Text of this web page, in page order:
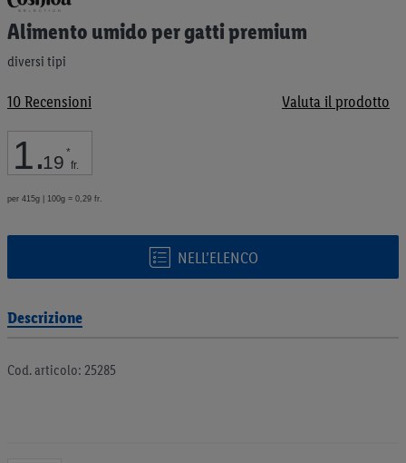
Alimento umido per gatti premium
diversi tipi
10Recensioni Valuta il prodotto
1.19 *
fr.
per 415g | 100g = 0,29 fr.
NELL’ELENCO
all'inizio
della
di
Descrizione
Cod. articolo: 25285